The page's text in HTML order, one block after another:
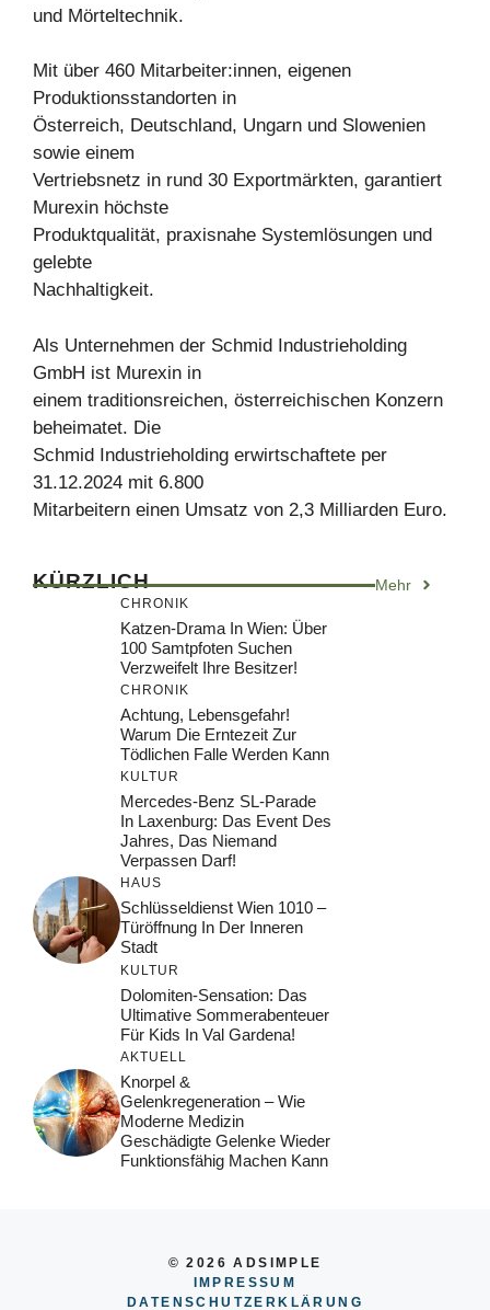
und Mörteltechnik.
Mit über 460 Mitarbeiter:innen, eigenen
Produktionsstandorten in
Österreich, Deutschland, Ungarn und Slowenien
sowie einem
Vertriebsnetz in rund 30 Exportmärkten, garantiert
Murexin höchste
Produktqualität, praxisnahe Systemlösungen und
gelebte
Nachhaltigkeit.
Als Unternehmen der Schmid Industrieholding
GmbH ist Murexin in
einem traditionsreichen, österreichischen Konzern
beheimatet. Die
Schmid Industrieholding erwirtschaftete per
31.12.2024 mit 6.800
Mitarbeitern einen Umsatz von 2,3 Milliarden Euro.
KÜRZLICH Mehr
CHRONIK
Katzen-Drama In Wien: Über
100 Samtpfoten Suchen
Verzweifelt Ihre Besitzer!
CHRONIK
Achtung, Lebensgefahr!
Warum Die Erntezeit Zur
Tödlichen Falle Werden Kann
KULTUR
Mercedes-Benz SL-Parade
In Laxenburg: Das Event Des
Jahres, Das Niemand
Verpassen Darf!
HAUS
Schlüsseldienst Wien 1010 –
Türöffnung In Der Inneren
Stadt
KULTUR
Dolomiten-Sensation: Das
Ultimative Sommerabenteuer
Für Kids In Val Gardena!
AKTUELL
Knorpel &
Gelenkregeneration – Wie
Moderne Medizin
Geschädigte Gelenke Wieder
Funktionsfähig Machen Kann
© 2026 ADSIMPLE
IMPRESSUM
DATENSCHUTZERKLÄRUNG